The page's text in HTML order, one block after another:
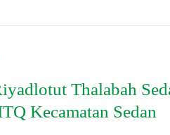
Thalabah
Kecamatan Sedan